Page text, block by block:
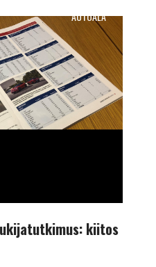
AUTOALA
kiitos